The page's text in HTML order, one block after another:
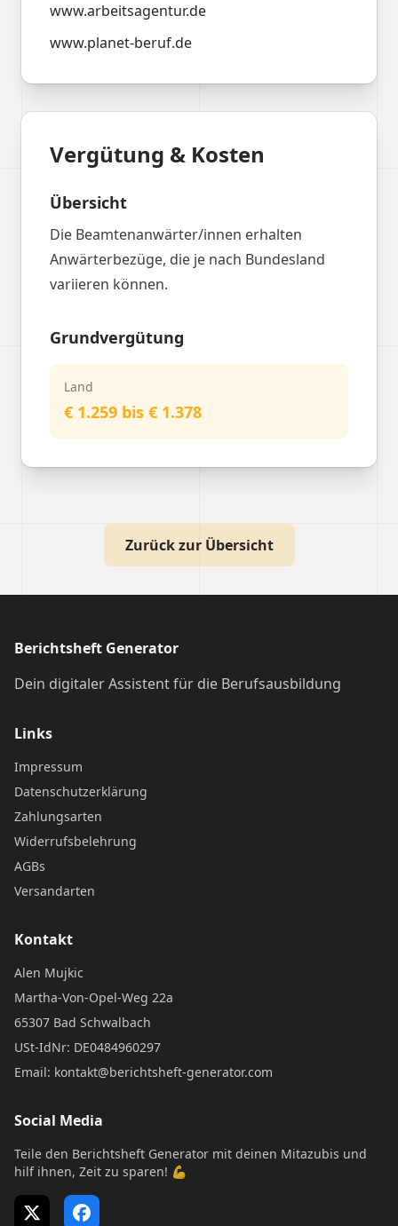
www.arbeitsagentur.de
www.planet-beruf.de
Vergütung & Kosten
Übersicht
Die Beamtenanwärter/innen erhalten
Anwärterbezüge, die je nach Bundesland
variieren können.
Grundvergütung
Land
€ 1.259 bis € 1.378
Zurück zur Übersicht
Berichtsheft Generator
Dein digitaler Assistent für die Berufsausbildung
Links
Impressum
Datenschutzerklärung
Zahlungsarten
Widerrufsbelehrung
AGBs
Versandarten
Kontakt
Alen Mujkic
Martha-Von-Opel-Weg 22a
65307 Bad Schwalbach
USt-IdNr: DE0484960297
Email: kontakt@berichtsheft-generator.com
Social Media
Teile den Berichtsheft Generator mit deinen Mitazubis und
hilf ihnen, Zeit zu sparen! 💪
X (Twitter)Facebook